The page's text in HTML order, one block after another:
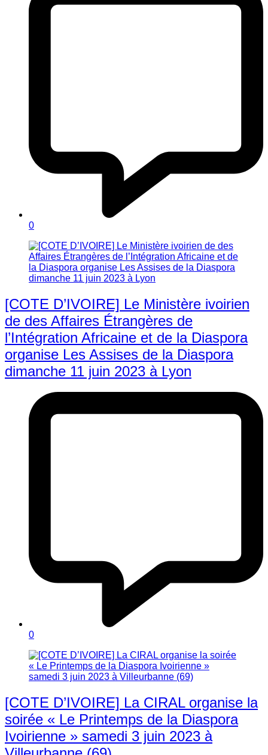
0
[COTE D’IVOIRE] Le Ministère ivoirien
de des Affaires Étrangères de
l’Intégration Africaine et de la Diaspora
organise Les Assises de la Diaspora
dimanche 11 juin 2023 à Lyon
0
[COTE D’IVOIRE] La CIRAL organise la
soirée « Le Printemps de la Diaspora
Ivoirienne » samedi 3 juin 2023 à